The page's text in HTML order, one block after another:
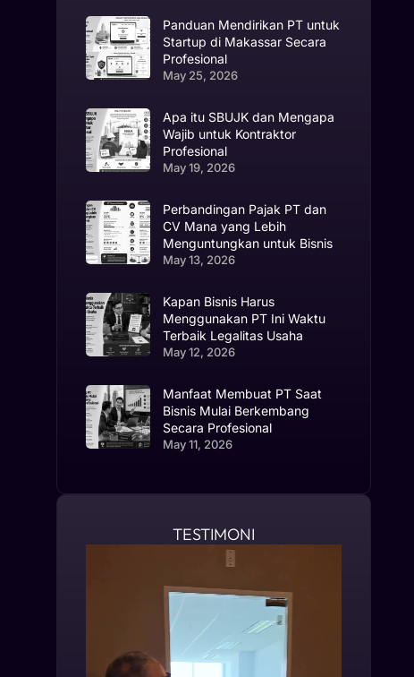
Panduan Mendirikan PT untuk
Startup di Makassar Secara
Profesional
May 25, 2026
Apa itu SBUJK dan Mengapa
Wajib untuk Kontraktor
Profesional
May 19, 2026
Perbandingan Pajak PT dan
CV Mana yang Lebih
Menguntungkan untuk Bisnis
May 13, 2026
Kapan Bisnis Harus
Menggunakan PT Ini Waktu
Terbaik Legalitas Usaha
May 12, 2026
Manfaat Membuat PT Saat
Bisnis Mulai Berkembang
Secara Profesional
May 11, 2026
TESTIMONI